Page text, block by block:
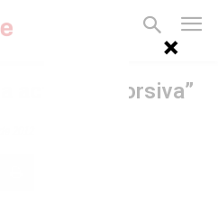
actitud extorsiva”